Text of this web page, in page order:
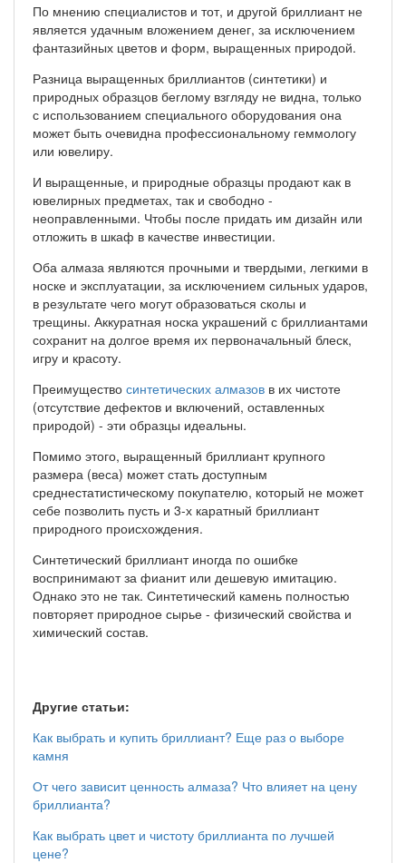
По мнению специалистов и тот, и другой бриллиант не
является удачным вложением денег, за исключением
фантазийных цветов и форм, выращенных природой.
Разница выращенных бриллиантов (синтетики) и
природных образцов беглому взгляду не видна, только
с использованием специального оборудования она
может быть очевидна профессиональному геммологу
или ювелиру.
И выращенные, и природные образцы продают как в
ювелирных предметах, так и свободно -
неоправленными. Чтобы после придать им дизайн или
отложить в шкаф в качестве инвестиции.
Оба алмаза являются прочными и твердыми, легкими в
носке и эксплуатации, за исключением сильных ударов,
в результате чего могут образоваться сколы и
трещины. Аккуратная носка украшений с бриллиантами
сохранит на долгое время их первоначальный блеск,
игру и красоту.
Преимущество синтетических алмазов в их чистоте
(отсутствие дефектов и включений, оставленных
природой) - эти образцы идеальны.
Помимо этого, выращенный бриллиант крупного
размера (веса) может стать доступным
среднестатистическому покупателю, который не может
себе позволить пусть и 3-х каратный бриллиант
природного происхождения.
Синтетический бриллиант иногда по ошибке
воспринимают за фианит или дешевую имитацию.
Однако это не так. Синтетический камень полностью
повторяет природное сырье - физический свойства и
химический состав.
Другие статьи:
Как выбрать и купить бриллиант? Еще раз о выборе
камня
От чего зависит ценность алмаза? Что влияет на цену
бриллианта?
Как выбрать цвет и чистоту бриллианта по лучшей
цене?